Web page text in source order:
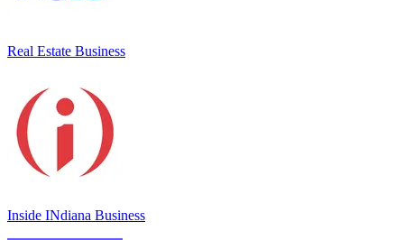
Real Estate Business
Inside INdiana Business